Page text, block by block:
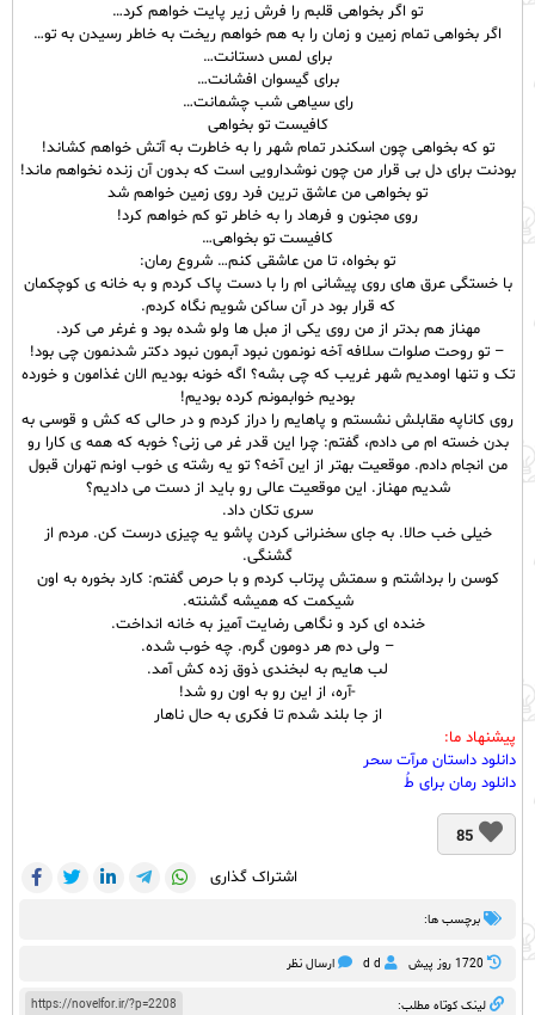
تو اگر بخواهی قلبم را فرش زیر پایت خواهم کرد…
اگر بخواهی تمام زمین و زمان را به هم خواهم ریخت به خاطر رسیدن به تو…
برای لمس دستانت…
برای گیسوان افشانت…
رای سیاهی شب چشمانت…
کافیست تو بخواهی
تو که بخواهی چون اسکندر تمام شهر را به خاطرت به آتش خواهم کشاند!
بودنت برای دل بی قرار من چون نوشدارویی است که بدون آن زنده نخواهم ماند!
تو بخواهی من عاشق ترین فرد روی زمین خواهم شد
روی مجنون و فرهاد را به خاطر تو کم خواهم کرد!
کافیست تو بخواهی…
تو بخواه، تا من عاشقی کنم… شروع رمان:
با خستگی عرق های روی پیشانی ام را با دست پاک کردم و به خانه ی کوچکمان
که قرار بود در آن ساکن شویم نگاه کردم.
مهناز هم بدتر از من روی یکی از مبل ها ولو شده بود و غرغر می کرد.
– تو روحت صلوات سلافه آخه نونمون نبود آبمون نبود دکتر شدنمون چی بود!
تک و تنها اومدیم شهر غریب که چی بشه؟ اگه خونه بودیم الان غذامون و خورده
بودیم خوابمونم کرده بودیم!
روی کاناپه مقابلش نشستم و پاهایم را دراز کردم و در حالی که کش و قوسی به
بدن خسته ام می دادم، گفتم: چرا این قدر غر می زنی؟ خوبه که همه ی کارا رو
من انجام دادم. موقعیت بهتر از این آخه؟ تو یه رشته ی خوب اونم تهران قبول
شدیم مهناز. این موقعیت عالی رو باید از دست می دادیم؟
سری تکان داد.
خیلی خب حالا. به جای سخنرانی کردن پاشو یه چیزی درست کن. مردم از
گشنگی.
کوسن را برداشتم و سمتش پرتاب کردم و با حرص گفتم: کارد بخوره به اون
شیکمت که همیشه گشنته.
خنده ای کرد و نگاهی رضایت آمیز به خانه انداخت.
– ولی دم هر دومون گرم. چه خوب شده.
لب هایم به لبخندی ذوق زده کش آمد.
-آره، از این رو به اون رو شد!
از جا بلند شدم تا فکری به حال ناهار
پیشنهاد ما:
دانلود داستان مرآت سحر
دانلود رمان برای طُ
85
اشتراک گذاری
برچسب ها:
1720 روز پيش d d ارسال نظر
https://novelfor.ir/?p=2208 لینک کوتاه مطلب: